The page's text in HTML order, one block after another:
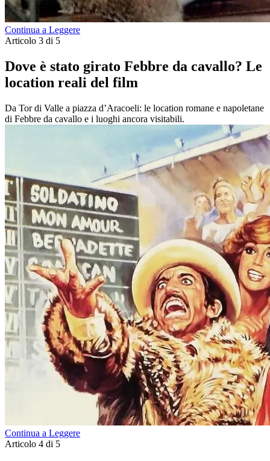
Continua a Leggere
Articolo 3 di 5
Dove è stato girato Febbre da cavallo? Le
location reali del film
Da Tor di Valle a piazza d’Aracoeli: le location romane e napoletane
di Febbre da cavallo e i luoghi ancora visitabili.
Continua a Leggere
Articolo 4 di 5